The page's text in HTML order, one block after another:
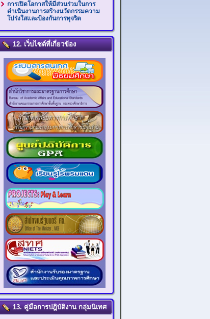
การเปิดโอกาสให้มีส่วนร่วมในการ
ดำเนินงานการสร้างนวัตกรรมความ
โปร่งใสและป้องกันการทุจริต
12. เว็บไซต์ที่เกี่ยวข้อง
13. คู่มือการปฎิบัติงาน กลุ่มนิเทศ